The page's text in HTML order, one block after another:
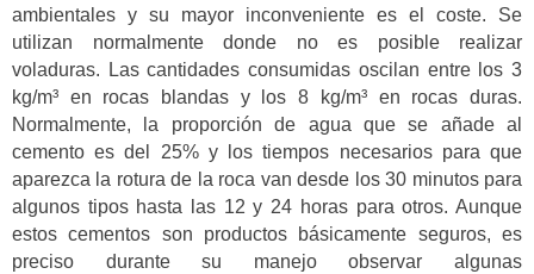
ambientales y su mayor inconveniente es el coste. Se
utilizan normalmente donde no es posible realizar
voladuras. Las cantidades consumidas oscilan entre los 3
kg/m³ en rocas blandas y los 8 kg/m³ en rocas duras.
Normalmente, la proporción de agua que se añade al
cemento es del 25% y los tiempos necesarios para que
aparezca la rotura de la roca van desde los 30 minutos para
algunos tipos hasta las 12 y 24 horas para otros. Aunque
estos cementos son productos básicamente seguros, es
preciso durante su manejo observar algunas